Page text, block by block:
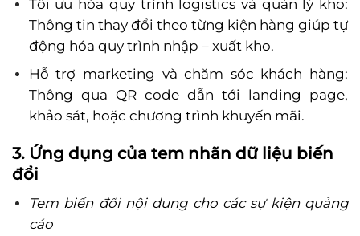
Tối ưu hóa quy trình logistics và quản lý kho:
Thông tin thay đổi theo từng kiện hàng giúp tự
động hóa quy trình nhập – xuất kho.
Hỗ trợ marketing và chăm sóc khách hàng:
Thông qua QR code dẫn tới landing page,
khảo sát, hoặc chương trình khuyến mãi.
3. Ứng dụng của tem nhãn dữ liệu biến
đổi
Tem biến đổi nội dung cho các sự kiện quảng
cáo